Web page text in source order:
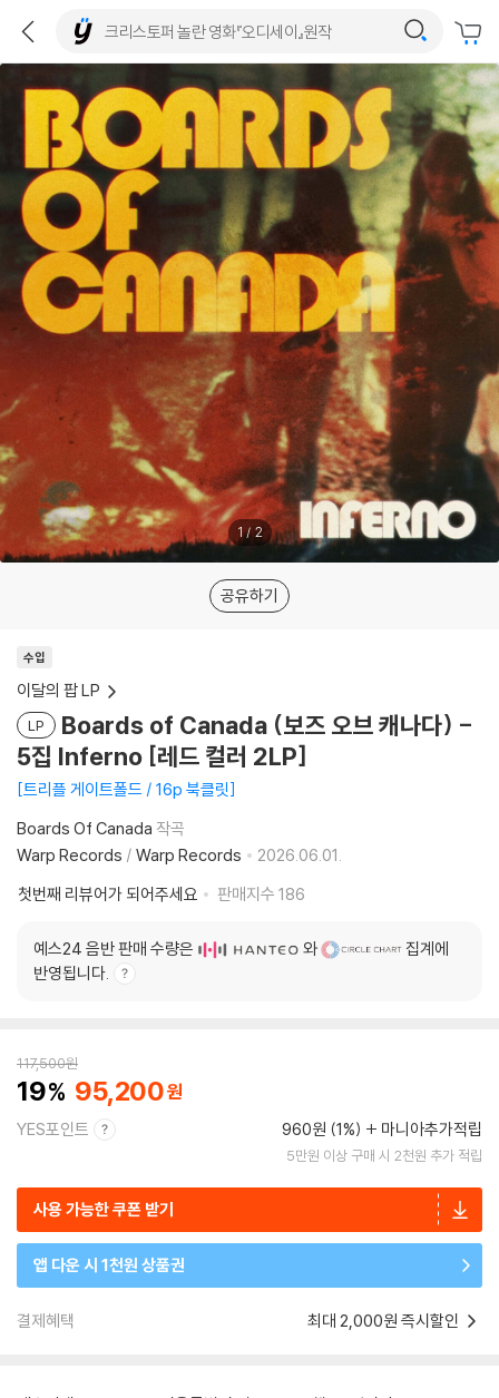
1/2
공유하기
수입
이달의 팝 LP
LP
Boards of Canada (보즈 오브 캐나다) -
5집 Inferno [레드 컬러 2LP]
트리플 게이트폴드 / 16p 북클릿
Boards Of Canada 작곡
Warp Records / Warp Records
2026.06.01.
첫번째 리뷰어가 되어주세요
판매지수 186
예스24 음반 판매 수량은 와
집계에
반영됩니다.
117,500원
19 95,200
YES포인트 960원 (1%) 마니아추가적립
5만원 이상 구매 시 2천원 추가 적립
사용 가능한 쿠폰 받기
앱 다운 시 1천원 상품권
결제혜택 최대 2,000원 즉시할인